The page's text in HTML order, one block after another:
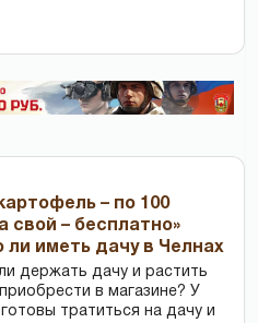
– по 100
свой – бесплатно»
ли иметь дачу в Челнах
держать дачу и растить
в магазине? У
тратиться на дачу и